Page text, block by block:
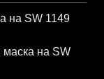
на SW 1149
маска на SW